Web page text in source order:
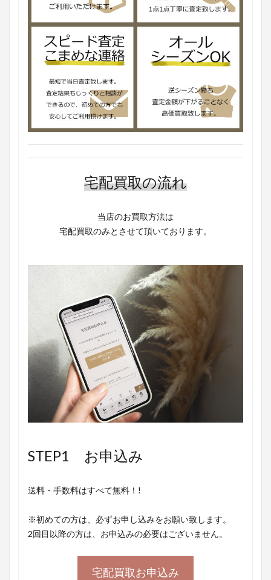
宅配買取の流れ
当店のお買取方法は
宅配買取のみとさせて頂いております。
STEP1 お申込み
送料・手数料はすべて無料！!
※初めての方は、必ずお申し込みをお願い致します。
2回目以降の方は、お申込みの必要はございません。
宅配買取お申込み